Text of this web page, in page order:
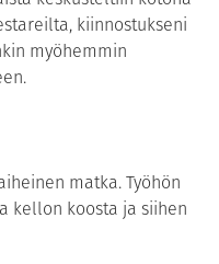
kiinnostukseni
myöhemmin
matka. Työhön
kellon koosta ja siihen